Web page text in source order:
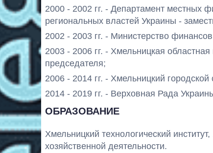
2000 - 2002 гг. - Департамент местных
региональных властей Украины -
2002 - 2003 гг. - Министерство
2003 - 2006 гг. - Хмельницкая
председателя;
2006 - 2014 гг. - Хмельницкий
2014 - 2019 гг. - Верховная Рада
ОБРАЗОВАНИЕ
Хмельницкий технологический
хозяйственной деятельности.